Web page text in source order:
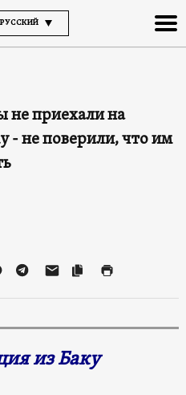
РУССКИЙ
не приехали на
- не поверили, что им
из Баку